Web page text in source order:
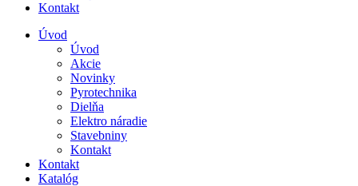
Kontakt
Úvod
Úvod
Akcie
Novinky
Pyrotechnika
Dielňa
Elektro náradie
Stavebniny
Kontakt
Kontakt
Katalóg